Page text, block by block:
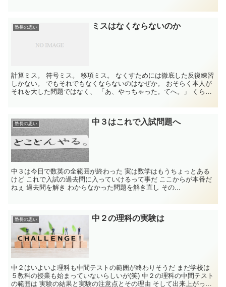
塾長の思い ミスはなくならないのか
計算ミス。 符号ミス。 移項ミス。 なくすためには徹底した反復練習
しかない。 でもそれでもなくならないのはなぜか。 おそらく本人が
それを大した問題ではなく、 「あ、やっちゃった。てへ。」 くらい
塾長の思い 中３はこれで入試問題へ
中３は今日で数英の全範囲が終わった 実は数学はもうちょっとある
けど これで入試の過去問に入っていけるって事だ ここからが本番だ
ねぇ 過去問を解き わからなかった問題を解き直し その...
塾長の思い 中２の理科の実験は
中２はいよいよ理科も中間テストの範囲が終わりそうだ まだ学校は
５教科の授業も始まっていないらしいが(笑) 中２の理科の中間テスト
の範囲は 実験の結果と実験の注意点とその理由 そして出来上がった